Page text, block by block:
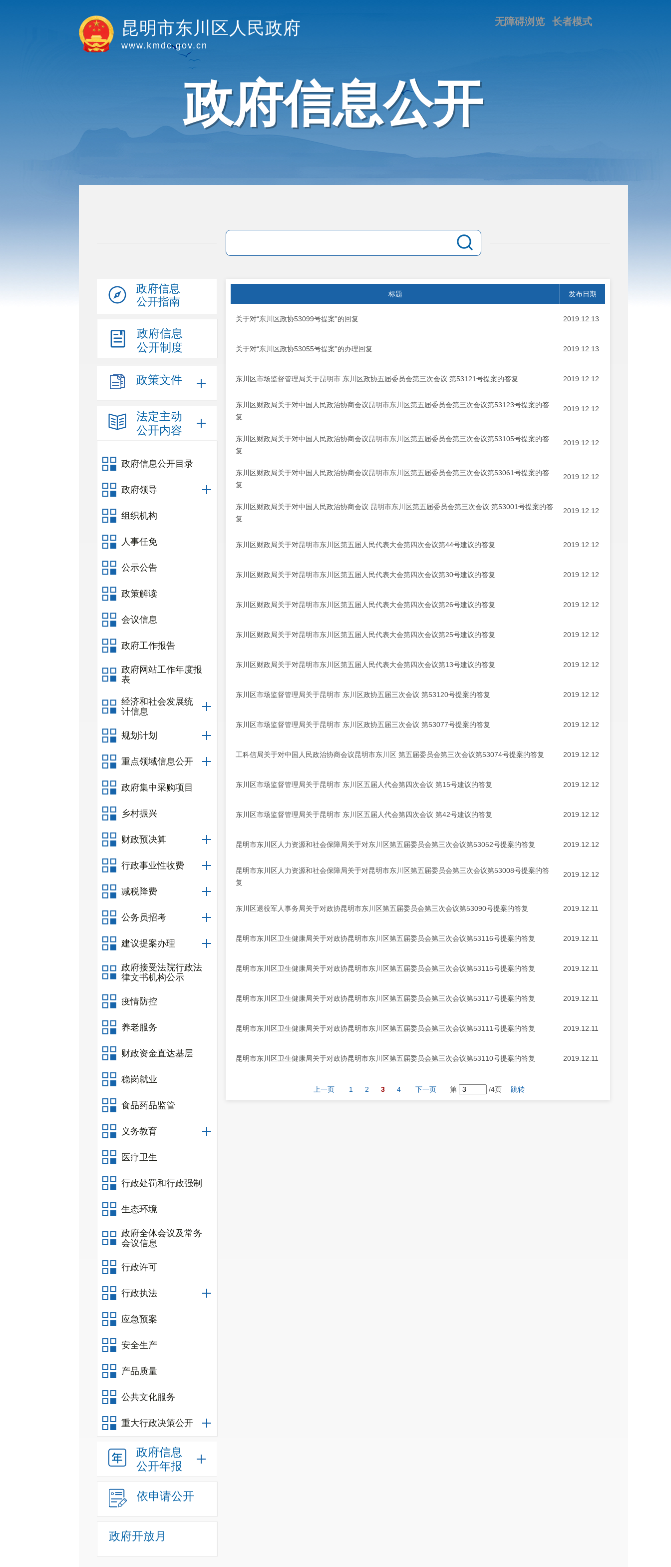
长者模式
无障碍浏览
昆明市东川区人民政府
www.kmdc.gov.cn
政府信息公开
政府信息
公开指南
政府信息
公开制度
政策文件
法定主动
公开内容
政府信息公开目录
政府领导
组织机构
人事任免
公示公告
政策解读
会议信息
政府工作报告
政府网站工作年度报
表
经济和社会发展统
计信息
规划计划
重点领域信息公开
政府集中采购项目
乡村振兴
财政预决算
行政事业性收费
减税降费
公务员招考
建议提案办理
政府接受法院行政法
律文书机构公示
疫情防控
养老服务
财政资金直达基层
稳岗就业
食品药品监管
义务教育
医疗卫生
行政处罚和行政强制
生态环境
政府全体会议及常务
会议信息
行政许可
行政执法
应急预案
安全生产
产品质量
公共文化服务
重大行政决策公开
政府信息
公开年报
依申请公开
政府开放月
标题 发布日期
关于对“东川区政协53099号提案”的回复 2019.12.13
关于对“东川区政协53055号提案”的办理回复 2019.12.13
东川区市场监督管理局关于昆明市 东川区政协五届委员会第三次会议 第53121号提案的答复 2019.12.12
东川区财政局关于对中国人民政治协商会议昆明市东川区第五届委员会第三次会议第53123号提案的答
复
2019.12.12
东川区财政局关于对中国人民政治协商会议昆明市东川区第五届委员会第三次会议第53105号提案的答
复
2019.12.12
东川区财政局关于对中国人民政治协商会议昆明市东川区第五届委员会第三次会议第53061号提案的答
复
2019.12.12
东川区财政局关于对中国人民政治协商会议 昆明市东川区第五届委员会第三次会议 第53001号提案的答
复
2019.12.12
东川区财政局关于对昆明市东川区第五届人民代表大会第四次会议第44号建议的答复 2019.12.12
东川区财政局关于对昆明市东川区第五届人民代表大会第四次会议第30号建议的答复 2019.12.12
东川区财政局关于对昆明市东川区第五届人民代表大会第四次会议第26号建议的答复 2019.12.12
东川区财政局关于对昆明市东川区第五届人民代表大会第四次会议第25号建议的答复 2019.12.12
东川区财政局关于对昆明市东川区第五届人民代表大会第四次会议第13号建议的答复 2019.12.12
东川区市场监督管理局关于昆明市 东川区政协五届三次会议 第53120号提案的答复 2019.12.12
东川区市场监督管理局关于昆明市 东川区政协五届三次会议 第53077号提案的答复 2019.12.12
工科信局关于对中国人民政治协商会议昆明市东川区 第五届委员会第三次会议第53074号提案的答复 2019.12.12
东川区市场监督管理局关于昆明市 东川区五届人代会第四次会议 第15号建议的答复 2019.12.12
东川区市场监督管理局关于昆明市 东川区五届人代会第四次会议 第42号建议的答复 2019.12.12
昆明市东川区人力资源和社会保障局关于对东川区第五届委员会第三次会议第53052号提案的答复 2019.12.12
昆明市东川区人力资源和社会保障局关于对昆明市东川区第五届委员会第三次会议第53008号提案的答
复
2019.12.12
东川区退役军人事务局关于对政协昆明市东川区第五届委员会第三次会议第53090号提案的答复 2019.12.11
昆明市东川区卫生健康局关于对政协昆明市东川区第五届委员会第三次会议第53116号提案的答复 2019.12.11
昆明市东川区卫生健康局关于对政协昆明市东川区第五届委员会第三次会议第53115号提案的答复 2019.12.11
昆明市东川区卫生健康局关于对政协昆明市东川区第五届委员会第三次会议第53117号提案的答复 2019.12.11
昆明市东川区卫生健康局关于对政协昆明市东川区第五届委员会第三次会议第53111号提案的答复 2019.12.11
昆明市东川区卫生健康局关于对政协昆明市东川区第五届委员会第三次会议第53110号提案的答复 2019.12.11
上一页 1 2 3 4 下一页 第 /4页 跳转